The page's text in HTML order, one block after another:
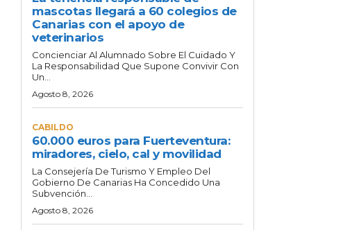
mascotas llegará a 60 colegios de
Canarias con el apoyo de
veterinarios
Concienciar Al Alumnado Sobre El Cuidado Y
La Responsabilidad Que Supone Convivir Con
Un...
Agosto 8, 2026
CABILDO
60.000 euros para Fuerteventura:
miradores, cielo, cal y movilidad
La Consejería De Turismo Y Empleo Del
Gobierno De Canarias Ha Concedido Una
Subvención...
Agosto 8, 2026